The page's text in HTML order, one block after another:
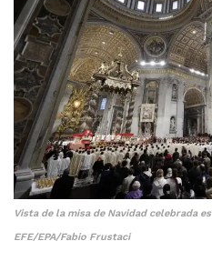
Vista de la misa de Navidad celebrada
EFE/EPA/Fabio Frustaci